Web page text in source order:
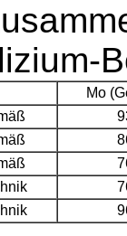
Mo